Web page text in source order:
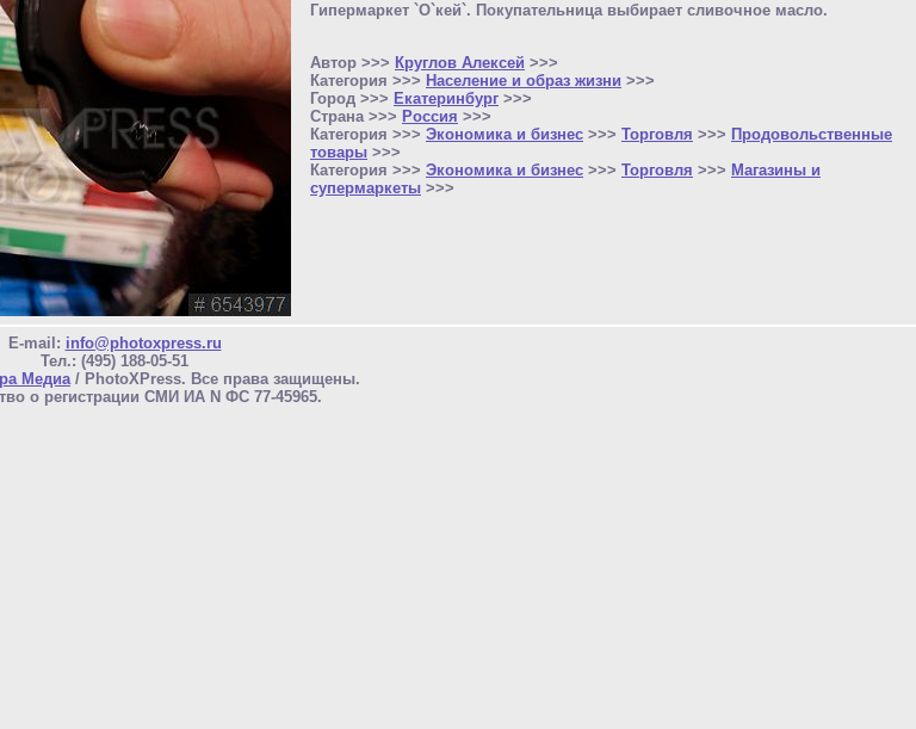
Гипермаркет `О`кей`. Покупательница выбирает сливочное масло.
Автор >>> Круглов Алексей >>>
Категория >>> Население и образ жизни >>>
Город >>> Екатеринбург >>>
Страна >>> Россия >>>
Категория >>> Экономика и бизнес >>> Торговля >>> Продовольственные
товары >>>
Категория >>> Экономика и бизнес >>> Торговля >>> Магазины и
супермаркеты >>>
E-mail: info@photoxpress.ru
Тел.: (495) 188-05-51
Медиа/ PhotoXPress. Все права защищены.
о регистрации СМИ ИА N ФС 77-45965.